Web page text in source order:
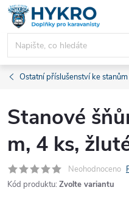
Přejít
obsah
Ostatní příslušenství ke stanům
Stanové
m, 4 ks,
Neohodnoceno
Kód produktu: Zvolte variantu